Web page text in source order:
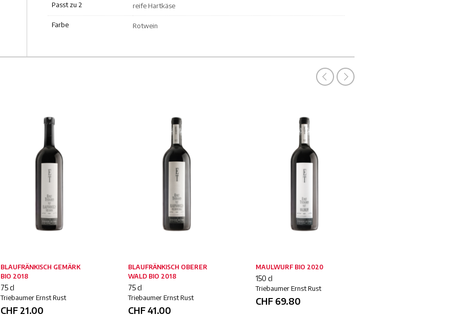
Passt zu 2 reife Hartkäse
Farbe Rotwein
BLAUFRÄNKISCH GEMÄRK
BIO 2018
75 cl
Triebaumer Ernst Rust
CHF 21.00
BLAUFRÄNKISCH OBERER
WALD BIO 2018
75 cl
Triebaumer Ernst Rust
CHF41.00
MAULWURF BIO 2020
150 cl
Triebaumer Ernst Rust
CHF 69.80